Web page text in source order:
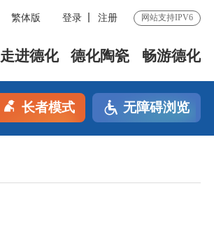
繁体版 登录 注册 网站支持IPV6
走进德化 德化陶瓷 畅游德化
长者模式 无障碍浏览